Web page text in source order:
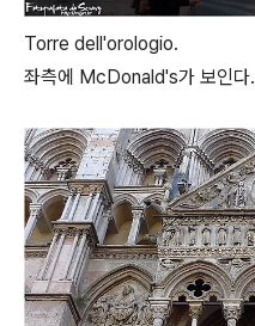
Torre dell'orologio.
좌측에 McDonald's가 보인다.